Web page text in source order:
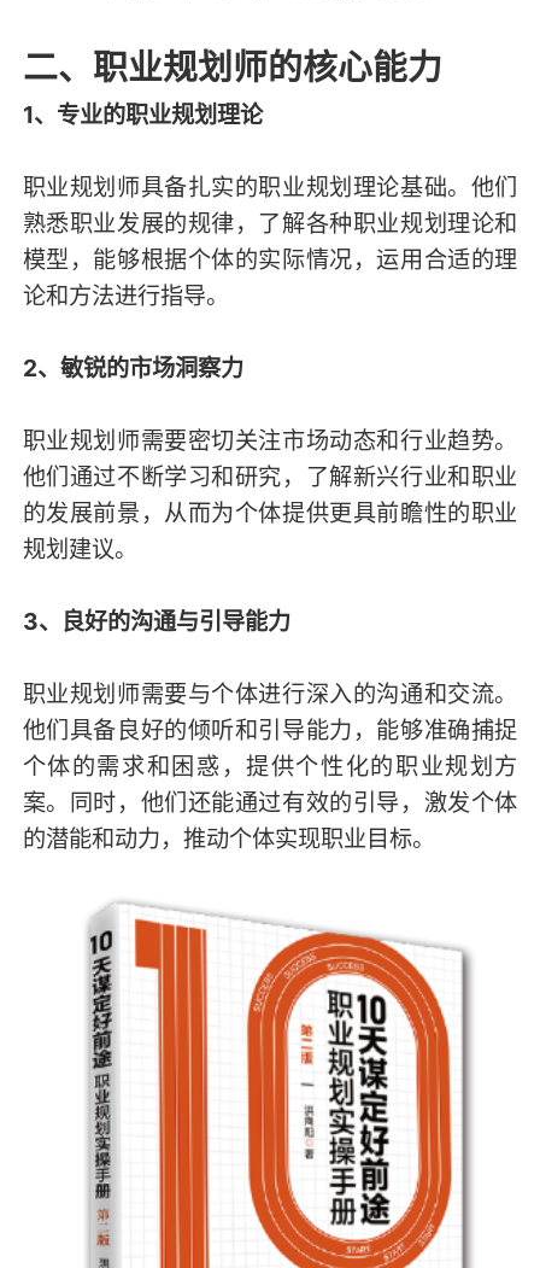
二、职业规划师的核心能力
1、专业的职业规划理论
职业规划师具备扎实的职业规划理论基础。他们
熟悉职业发展的规律，了解各种职业规划理论和
模型，能够根据个体的实际情况，运用合适的理
论和方法进行指导。
2、敏锐的市场洞察力
职业规划师需要密切关注市场动态和行业趋势。
他们通过不断学习和研究，了解新兴行业和职业
的发展前景，从而为个体提供更具前瞻性的职业
规划建议。
3、良好的沟通与引导能力
职业规划师需要与个体进行深入的沟通和交流。
他们具备良好的倾听和引导能力，能够准确捕捉
个体的需求和困惑，提供个性化的职业规划方
案。同时，他们还能通过有效的引导，激发个体
的潜能和动力，推动个体实现职业目标。